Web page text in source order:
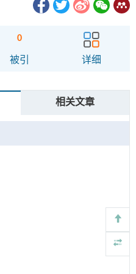
0
被引 详细
相关文章